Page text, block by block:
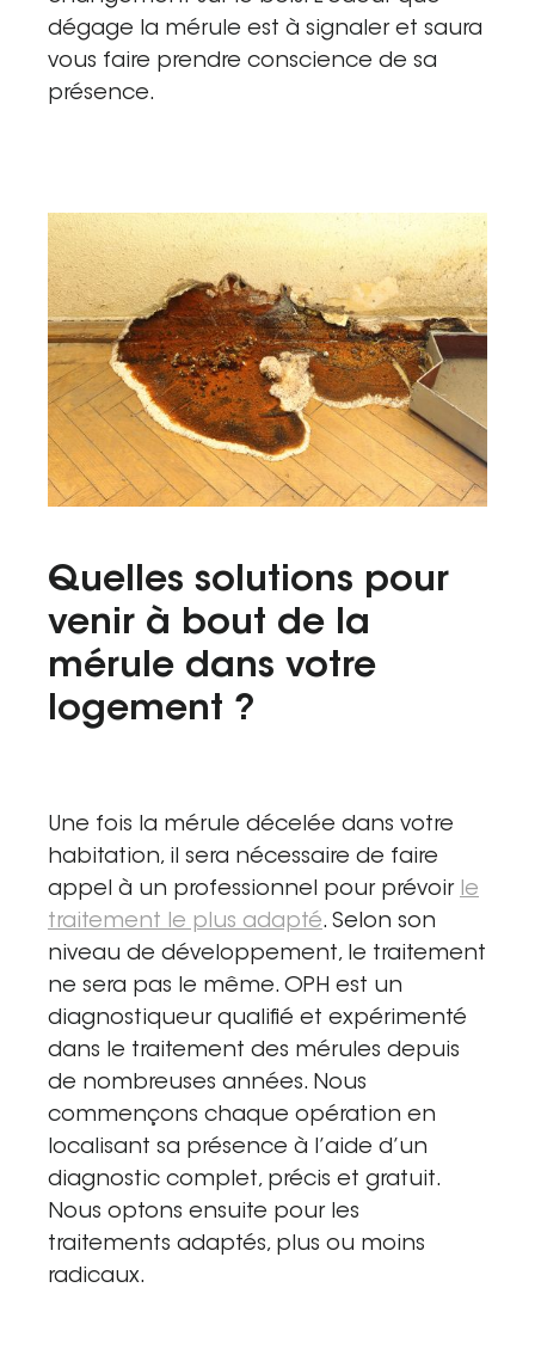
dégage la mérule est à signaler et saura
vous faire prendre conscience de sa
présence.
Quelles solutions pour
venir à bout de la
mérule dans votre
logement ?
Une fois la mérule décelée dans votre
habitation, il sera nécessaire de faire
appel à un professionnel pour prévoir le
traitement le plus adapté. Selon son
niveau de développement, le traitement
ne sera pas le même. OPH est un
diagnostiqueur qualifié et expérimenté
dans le traitement des mérules depuis
de nombreuses années. Nous
commençons chaque opération en
localisant sa présence à l’aide d’un
diagnostic complet, précis et gratuit.
Nous optons ensuite pour les
traitements adaptés, plus ou moins
radicaux.